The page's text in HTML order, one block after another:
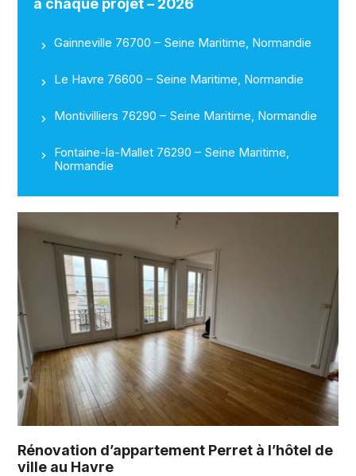
à chaque projet – 2026
Gainneville 76700 – Seine Maritime, Normandie
Le Havre 76600 – Seine Maritime, Normandie
Montivilliers 76290 – Seine Maritime, Normandie
Fontaine-la-Mallet 76290 – Seine Maritime,
Normandie
Rénovation d’appartement Perret à l’hôtel de
ville au Havre